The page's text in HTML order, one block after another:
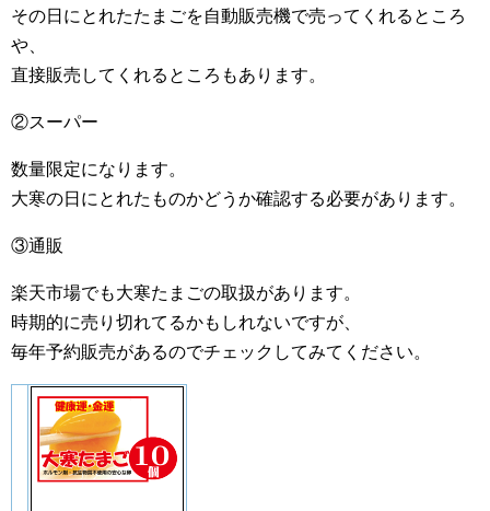
その日にとれたたまごを自動販売機で売ってくれるところ
や、
直接販売してくれるところもあります。
②スーパー
数量限定になります。
大寒の日にとれたものかどうか確認する必要があります。
③通販
楽天市場でも大寒たまごの取扱があります。
時期的に売り切れてるかもしれないですが、
毎年予約販売があるのでチェックしてみてください。